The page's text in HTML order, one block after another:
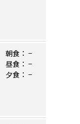
朝食： −
昼食： −
夕食： −